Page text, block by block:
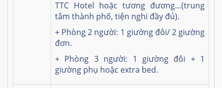
TTC Hotel hoặc tương đương…(trung
tâm thành phố, tiện nghi đầy đủ).
+ Phòng 2 người: 1 giường đôi/ 2 giường
đơn.
+ Phòng 3 người: 1 giường đôi + 1
giường phụ hoặc extra bed.